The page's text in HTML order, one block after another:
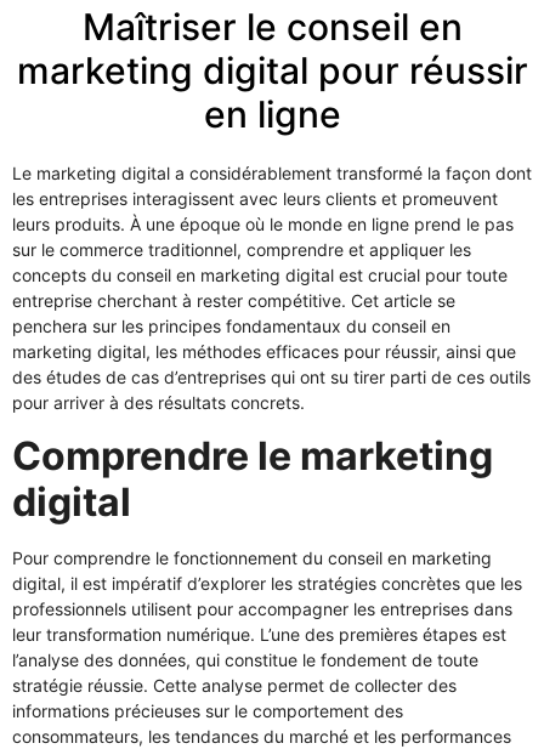
Maîtriser le conseil en
marketing digital pour réussir
en ligne
Le marketing digital a considérablement transformé la façon dont
les entreprises interagissent avec leurs clients et promeuvent
leurs produits. À une époque où le monde en ligne prend le pas
sur le commerce traditionnel, comprendre et appliquer les
concepts du conseil en marketing digital est crucial pour toute
entreprise cherchant à rester compétitive. Cet article se
penchera sur les principes fondamentaux du conseil en
marketing digital, les méthodes efficaces pour réussir, ainsi que
des études de cas d’entreprises qui ont su tirer parti de ces outils
pour arriver à des résultats concrets.
Comprendre le marketing
digital
Pour comprendre le fonctionnement du conseil en marketing
digital, il est impératif d’explorer les stratégies concrètes que les
professionnels utilisent pour accompagner les entreprises dans
leur transformation numérique. L’une des premières étapes est
l’analyse des données, qui constitue le fondement de toute
stratégie réussie. Cette analyse permet de collecter des
informations précieuses sur le comportement des
consommateurs, les tendances du marché et les performances